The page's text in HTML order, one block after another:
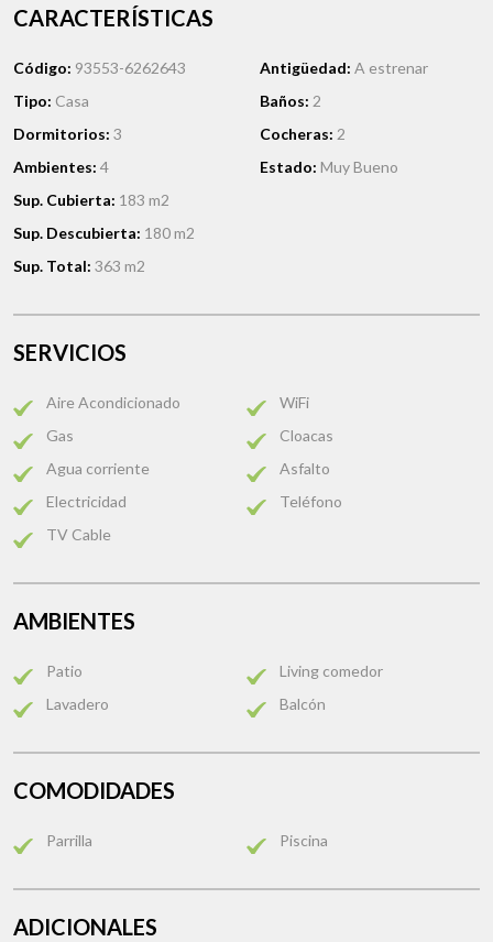
CARACTERÍSTICAS
Código: 93553-6262643
Tipo: Casa
Dormitorios: 3
Ambientes: 4
Antigüedad: A estrenar
Baños: 2
Cocheras: 2
Estado: Muy Bueno
Sup. Cubierta: 183 m2
Sup. Descubierta: 180 m2
Sup. Total: 363 m2
SERVICIOS
Aire Acondicionado
WiFi
Gas
Cloacas
Agua corriente
Asfalto
Electricidad
Teléfono
TV Cable
AMBIENTES
Patio
Living comedor
Lavadero
Balcón
COMODIDADES
Parrilla Piscina
ADICIONALES